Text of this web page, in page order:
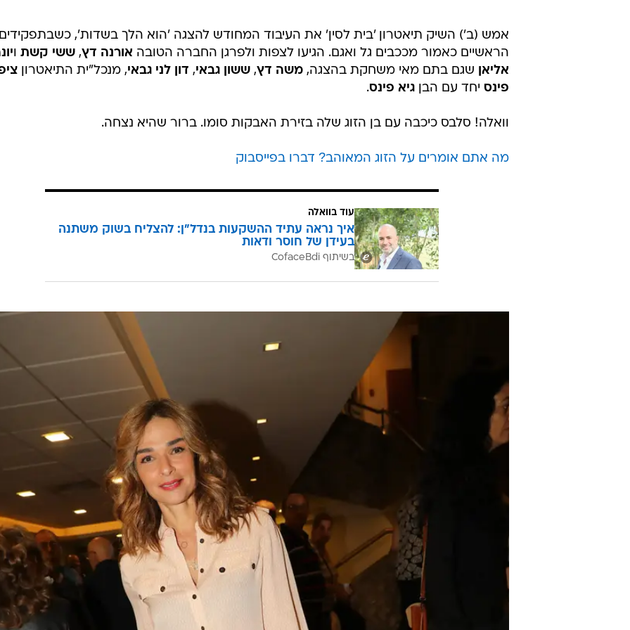
אמש (ב') השיק תיאטרון 'בית לסין' את העיבוד המחודש להצגה 'הוא הלך בשדות',
הראשיים כאמור מככבים גל ואגם. הגיעו לצפות ולפרגן החברה הטובה אורנה דץ, ששי קשת ו
אליאן שגם בתם מאי משחקת בהצגה, משה דץ, ששון גבאי, דון לני גבאי, מנכל"ית התיאטרון
פינס יחד עם הבן גיא פינס.
וואלה! סלבס כיכבה עם בן הזוג שלה בזירת האבקות סומו. ברור שהיא נצחה.
מה אתם אומרים על הזוג המאוהב? דברו בפייסבוק
עוד בוואלה
איך נראה עתיד ההשקעות בנדל"ן: להצליח בשוק משתנה
בעידן של חוסר ודאות
בשיתוף CofaceBdi